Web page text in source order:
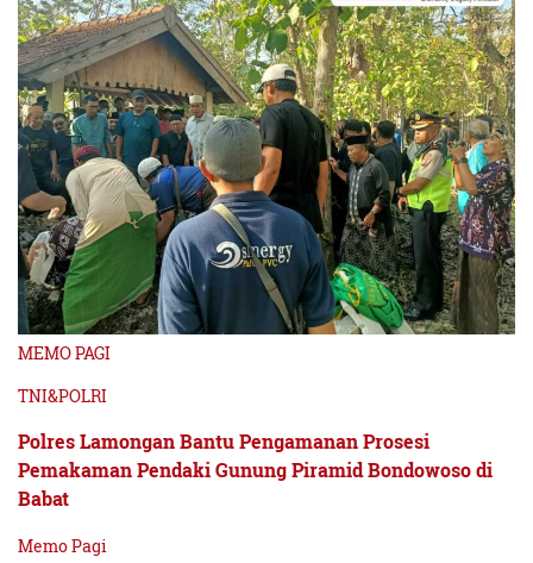
MEMO PAGI
TNI&POLRI
Polres Lamongan Bantu Pengamanan Prosesi
Pemakaman Pendaki Gunung Piramid Bondowoso di
Babat
Memo Pagi